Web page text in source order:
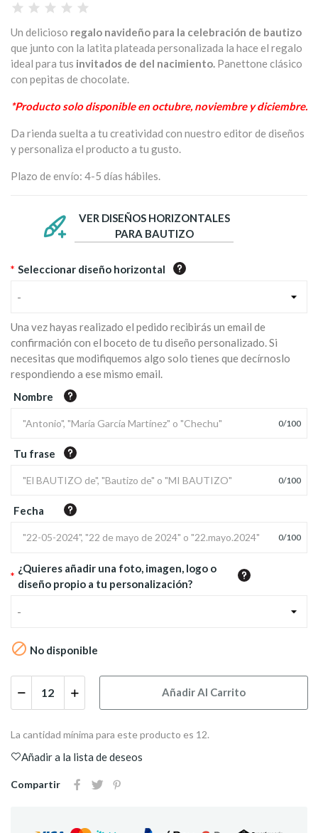
Un delicioso regalo navideño para la celebración de bautizo
que junto con la latita plateada personalizada la hace el regalo
ideal para tus invitados de del nacimiento. Panettone clásico
con pepitas de chocolate.
*Producto solo disponible en octubre, noviembre y diciembre.
Da rienda suelta a tu creatividad con nuestro editor de diseños
y personaliza el producto a tu gusto.
Plazo de envío: 4-5 días hábiles.
VER DISEÑOS HORIZONTALES
PARA BAUTIZO
* Seleccionar diseño horizontal
-
Una vez hayas realizado el pedido recibirás un email de
confirmación con el boceto de tu diseño personalizado. Si
necesitas que modifiquemos algo solo tienes que decírnoslo
respondiendo a ese mismo email.
Nombre
0/100
Tu frase
0/100
Fecha
0/100
*
¿Quieres añadir una foto, imagen, logo o
diseño propio a tu personalización?
-
 No disponible
Añadir Al Carrito
La cantidad mínima para este producto es 12.
Añadir a la lista de deseos
Compartir